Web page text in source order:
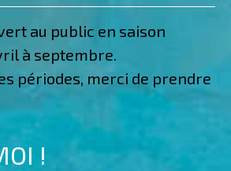
au public en saison
à septembre.
périodes, merci de prendre
!